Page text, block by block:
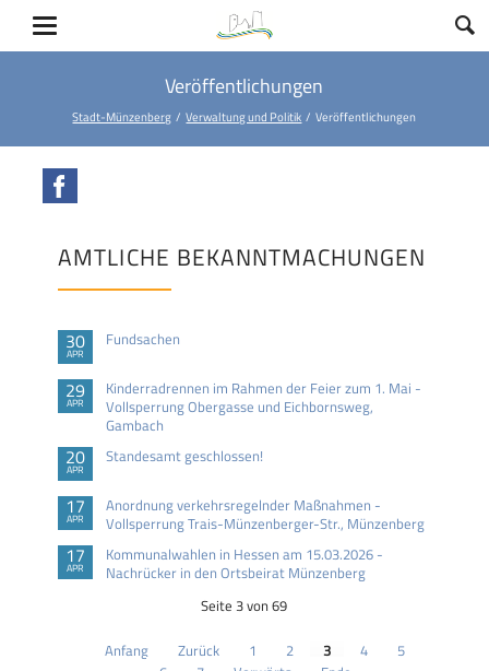
Veröffentlichungen
Stadt-Münzenberg Verwaltung und Politik Veröffentlichungen
AMTLICHE BEKANNTMACHUNGEN
30
APR
Fundsachen
29
APR
Kinderradrennen im Rahmen der Feier zum 1. Mai -
Vollsperrung Obergasse und Eichbornsweg,
Gambach
20
APR
Standesamt geschlossen!
17
APR
Anordnung verkehrsregelnder Maßnahmen -
Vollsperrung Trais-Münzenberger-Str., Münzenberg
17
APR
Kommunalwahlen in Hessen am 15.03.2026 -
Nachrücker in den Ortsbeirat Münzenberg
Seite 3 von 69
Anfang Zurück 1 2 3 4
5